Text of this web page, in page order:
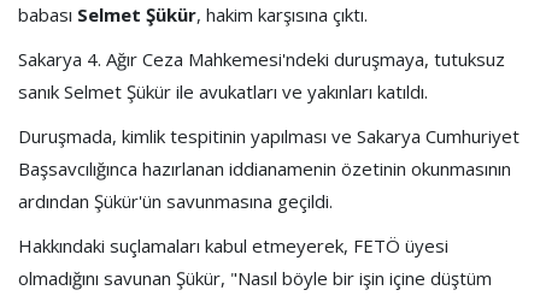
YAZARLAR
RESMİ
REKLAMLAR
babası Selmet Şükür, hakim karşısına çıktı.
Sakarya 4. Ağır Ceza Mahkemesi'ndeki duruşmaya, tutuksuz
sanık Selmet Şükür ile avukatları ve yakınları katıldı.
Duruşmada, kimlik tespitinin yapılması ve Sakarya Cumhuriyet
Başsavcılığınca hazırlanan iddianamenin özetinin okunmasının
ardından Şükür'ün savunmasına geçildi.
Hakkındaki suçlamaları kabul etmeyerek, FETÖ üyesi
olmadığını savunan Şükür, "Nasıl böyle bir işin içine düştüm